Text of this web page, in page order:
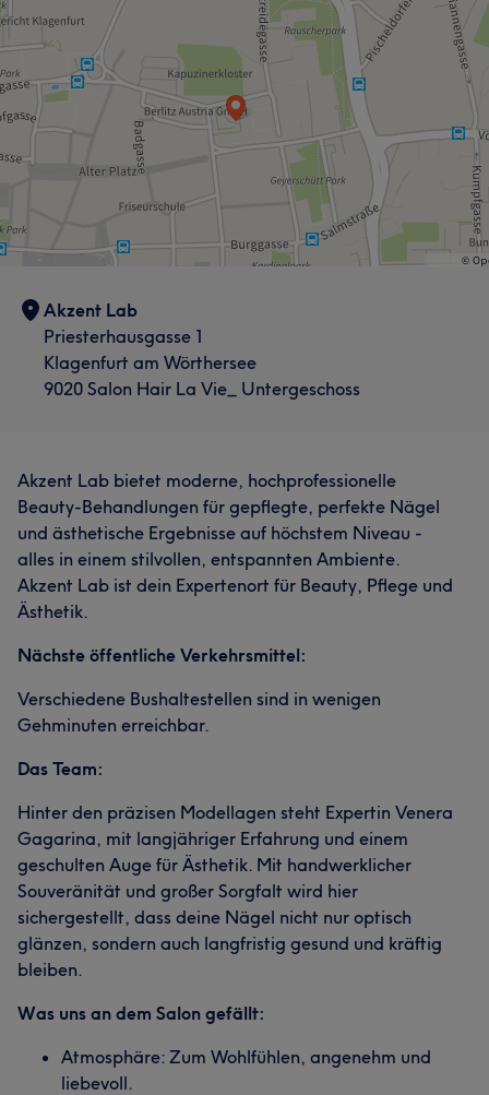
Akzent Lab
Priesterhausgasse 1
Klagenfurt am Wörthersee
9020 Salon Hair La Vie_ Untergeschoss
Akzent Lab bietet moderne, hochprofessionelle
Beauty-Behandlungen für gepflegte, perfekte Nägel
und ästhetische Ergebnisse auf höchstem Niveau -
alles in einem stilvollen, entspannten Ambiente.
Akzent Lab ist dein Expertenort für Beauty, Pflege und
Ästhetik.
Nächste öffentliche Verkehrsmittel:
Verschiedene Bushaltestellen sind in wenigen
Gehminuten erreichbar.
Das Team:
Hinter den präzisen Modellagen steht Expertin Venera
Gagarina, mit langjähriger Erfahrung und einem
geschulten Auge für Ästhetik. Mit handwerklicher
Souveränität und großer Sorgfalt wird hier
sichergestellt, dass deine Nägel nicht nur optisch
glänzen, sondern auch langfristig gesund und kräftig
bleiben.
Was uns an dem Salon gefällt:
Atmosphäre: Zum Wohlfühlen, angenehm und
liebevoll.